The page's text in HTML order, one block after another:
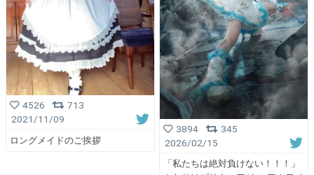
4526
713
2021/11/09
ロングメイドのご挨拶
3894
345
2026/02/15
「私たちは絶対負けない！！！」